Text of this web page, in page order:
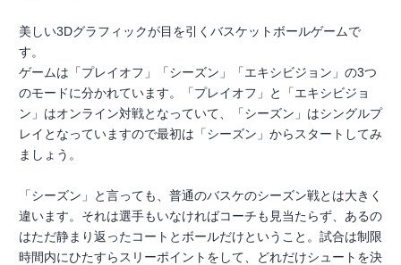
美しい3Dグラフィックが目を引くバスケットボールゲームで
す。
ゲームは「プレイオフ」「シーズン」「エキシビジョン」の3つ
のモードに分かれています。「プレイオフ」と「エキシビジョ
ン」はオンライン対戦となっていて、「シーズン」はシングルプ
レイとなっていますので最初は「シーズン」からスタートしてみ
ましょう。
「シーズン」と言っても、普通のバスケのシーズン戦とは大きく
違います。それは選手もいなければコーチも見当たらず、あるの
はただ静まり返ったコートとボールだけということ。試合は制限
時間内にひたすらスリーポイントをして、どれだけシュートを決